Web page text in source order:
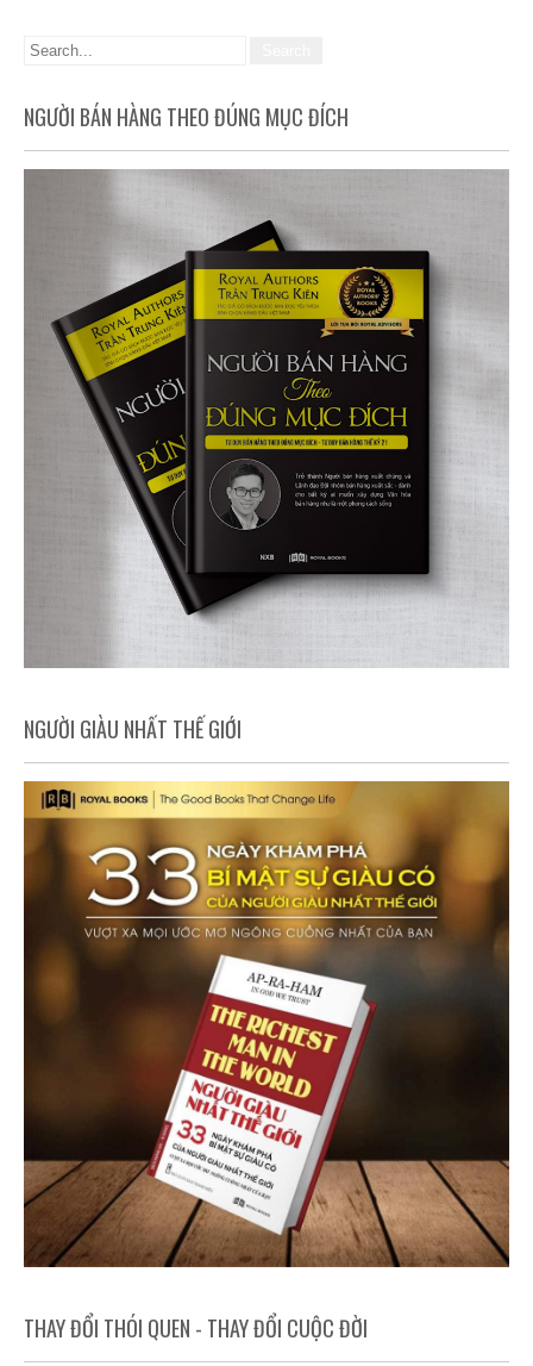
NGƯỜI BÁN HÀNG THEO ĐÚNG MỤC ĐÍCH
NGƯỜI GIÀU NHẤT THẾ GIỚI
THAY ĐỔI THÓI QUEN - THAY ĐỔI CUỘC ĐỜI